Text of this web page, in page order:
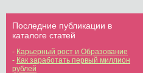
Последние публикации в
каталоге статей
- Карьерный рост и Образование
- Как заработать первый миллион
рублей